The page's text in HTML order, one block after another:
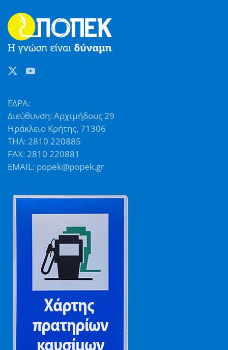
ΕΔΡΑ:
Διεύθυνση: Αρχιμήδους 29
Ηράκλειο Κρήτης, 71306
ΤΗΛ: 2810 220885
FAX: 2810 220881
EMAIL: popek@popek.gr